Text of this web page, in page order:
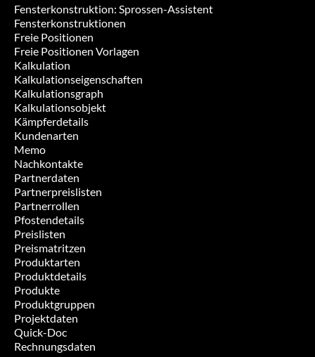
Fensterkonstruktion: Sprossen-Assistent
Fensterkonstruktionen
Freie Positionen
Freie Positionen Vorlagen
Kalkulation
Kalkulationseigenschaften
Kalkulationsgraph
Kalkulationsobjekt
Kämpferdetails
Kundenarten
Memo
Nachkontakte
Partnerdaten
Partnerpreislisten
Partnerrollen
Pfostendetails
Preislisten
Preismatritzen
Produktarten
Produktdetails
Produkte
Produktgruppen
Projektdaten
Quick-Doc
Rechnungsdaten